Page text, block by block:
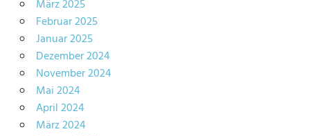
März 2025
Februar 2025
Januar 2025
Dezember 2024
November 2024
Mai 2024
April 2024
März 2024